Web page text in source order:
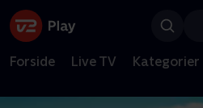
Forside Live TV Kategorier